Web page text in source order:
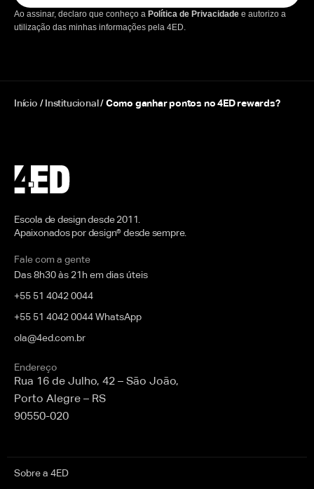
Ao assinar, declaro que conheço a Política de Privacidade e autorizo a
utilização das minhas informações pela 4ED.
Início /Institucional/Como ganhar pontos no 4ED rewards?
Escola de design desde 2011.
Apaixonados por design® desde sempre.
Fale com a gente
Das 8h30 às 21h em dias úteis
+55 51 4042 0044
+55 51 4042 0044 WhatsApp
ola@4ed.com.br
Endereço
Rua 16 de Julho, 42 – São João,
Porto Alegre – RS
90550-020
Sobre a 4ED